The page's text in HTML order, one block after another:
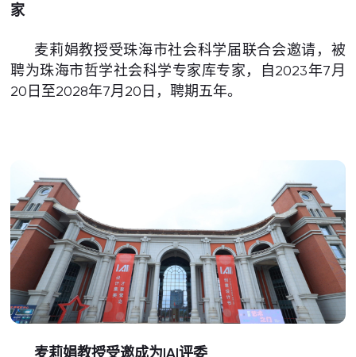
家
麦莉娟教授受珠海市社会科学届联合会邀请，被
聘为珠海市哲学社会科学专家库专家，自2023年7月
20日至2028年7月20日，聘期五年。
麦莉娟教授受邀成为IAI评委